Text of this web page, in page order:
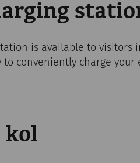
is available to visitors
conveniently charge
kol